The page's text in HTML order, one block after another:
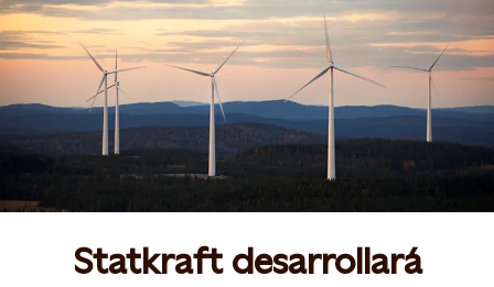
Statkraft desarrollará